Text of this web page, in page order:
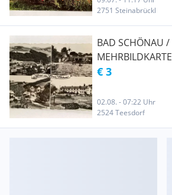
2751 Steinabrückl
BAD SCHÖNAU /
MEHRBILDKARTE
€ 3
02.08. - 07:22 Uhr
2524 Teesdorf